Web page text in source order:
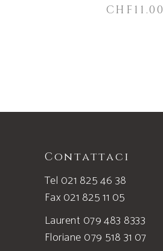
CHF 11.00
Contattaci
Tel 021 825 46 38
Fax 021 825 11 05
Laurent 079 483 8333
Floriane 079 518 31 07